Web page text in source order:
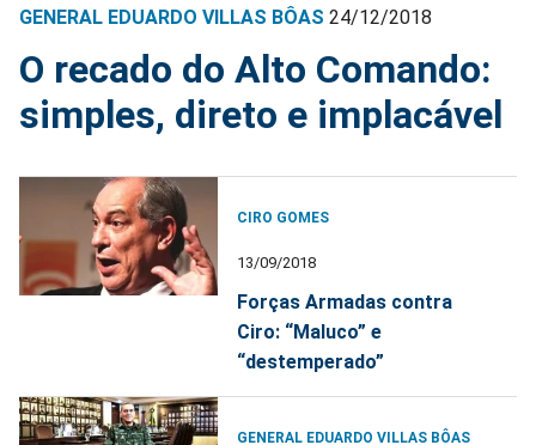
GENERAL EDUARDO VILLAS BÔAS 24/12/2018
O recado do Alto Comando:
simples, direto e implacável
CIRO GOMES
13/09/2018
Forças Armadas contra
Ciro: “Maluco” e
“destemperado”
GENERAL EDUARDO VILLAS BÔAS